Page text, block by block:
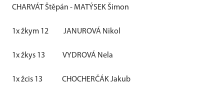
CHARVÁT Štěpán - MATÝSEK Šimon
1x žkym 12 JANUROVÁ Nikol
1x žkys 13 VYDROVÁ Nela
1x žcis 13 CHOCHERČÁK Jakub